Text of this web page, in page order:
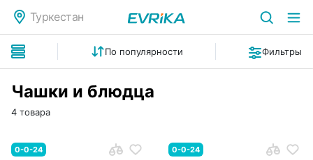
Туркестан
По популярности Фильтры
Чашки и блюдца
4 товара
0-0-24 0-0-24